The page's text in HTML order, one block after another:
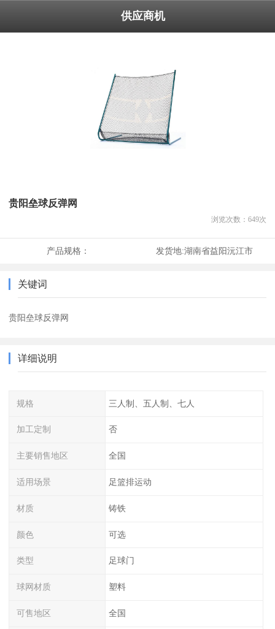
供应商机
贵阳垒球反弹网
浏览次数： 649次
产品规格： 发货地:湖南省益阳沅江市
关键词
贵阳垒球反弹网
详细说明
规格 三人制、五人制、七人
加工定制 否
主要销售地区 全国
适用场景 足篮排运动
材质 铸铁
颜色 可选
类型 足球门
球网材质 塑料
可售地区 全国